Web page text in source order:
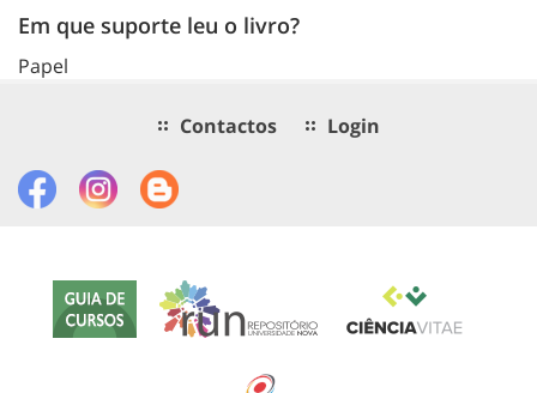
Em que suporte leu o livro?
Papel
Contactos Login